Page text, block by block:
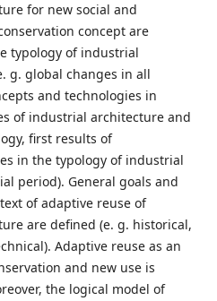
for new social and
concept are
typology of industrial
g. global changes in all
and technologies in
of industrial architecture and
first results of
in the typology of industrial
period). General goals and
of adaptive reuse of
are defined (e. g. historical,
Adaptive reuse as an
and new use is
the logical model of